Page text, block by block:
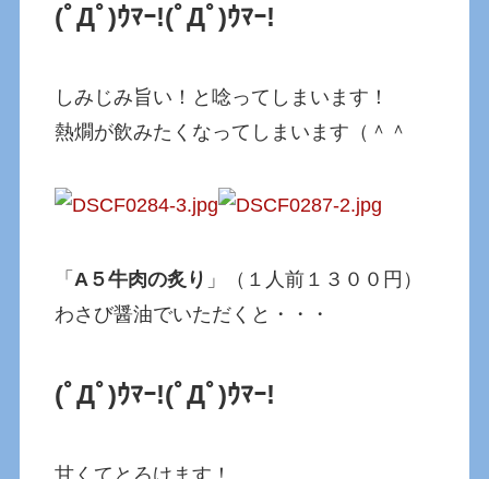
(ﾟДﾟ)ｳﾏｰ!(ﾟДﾟ)ｳﾏｰ!
しみじみ旨い！と唸ってしまいます！
熱燗が飲みたくなってしまいます（＾＾
「A５牛肉の炙り 」（１人前１３００円）
わさび醤油でいただくと・・・
(ﾟДﾟ)ｳﾏｰ!(ﾟДﾟ)ｳﾏｰ!
甘くてとろけます！